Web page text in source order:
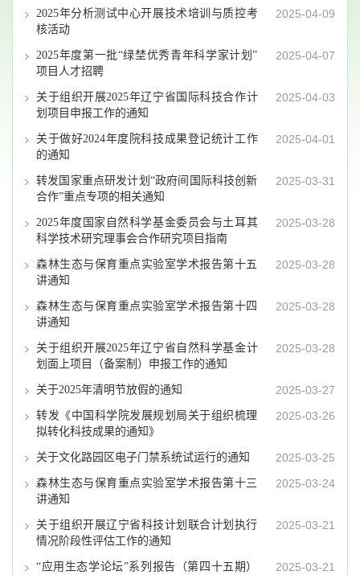
2025-04-09
2025年分析测试中心开展技术培训与质控考
核活动
2025-04-07
2025年度第一批“绿埜优秀青年科学家计划”
项目人才招聘
2025-04-03
关于组织开展2025年辽宁省国际科技合作计
划项目申报工作的通知
2025-04-01
关于做好2024年度院科技成果登记统计工作
的通知
2025-03-31
转发国家重点研发计划“政府间国际科技创新
合作”重点专项的相关通知
2025-03-28
2025年度国家自然科学基金委员会与土耳其
科学技术研究理事会合作研究项目指南
2025-03-28
森林生态与保育重点实验室学术报告第十五
讲通知
2025-03-28
森林生态与保育重点实验室学术报告第十四
讲通知
2025-03-28
关于组织开展2025年辽宁省自然科学基金计
划面上项目（备案制）申报工作的通知
2025-03-27
关于2025年清明节放假的通知
2025-03-26
转发《中国科学院发展规划局关于组织梳理
拟转化科技成果的通知》
2025-03-25
关于文化路园区电子门禁系统试运行的通知
2025-03-24
森林生态与保育重点实验室学术报告第十三
讲通知
2025-03-21
关于组织开展辽宁省科技计划联合计划执行
情况阶段性评估工作的通知
2025-03-21
“应用生态学论坛”系列报告（第四十五期）